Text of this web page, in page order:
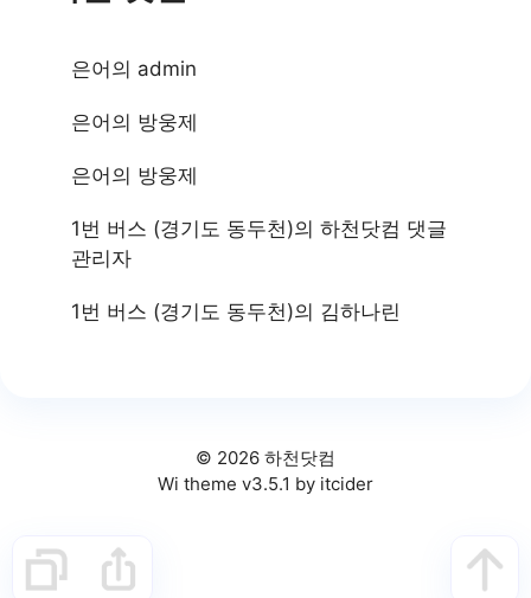
은어의 admin
은어의 방웅제
은어의 방웅제
1번 버스 (경기도 동두천)의 하천닷컴 댓글
관리자
1번 버스 (경기도 동두천)의 김하나린
© 2026 하천닷컴
Wi theme v3.5.1 by itcider